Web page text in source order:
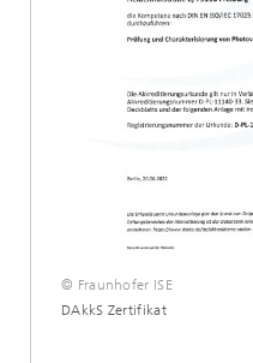
© Fraunhofer ISE
DAkkS Zertifikat